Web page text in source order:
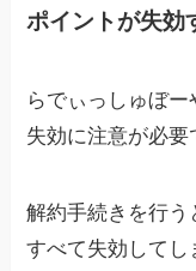
ポイントが失効
らでぃっしゅぼ
失効に注意が必要
解約手続きを行
すべて失効して